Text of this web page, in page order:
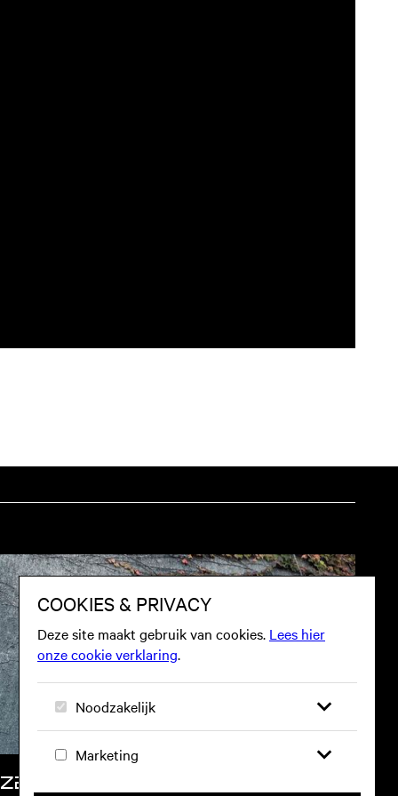
beweging op website
ZA 10 OKT